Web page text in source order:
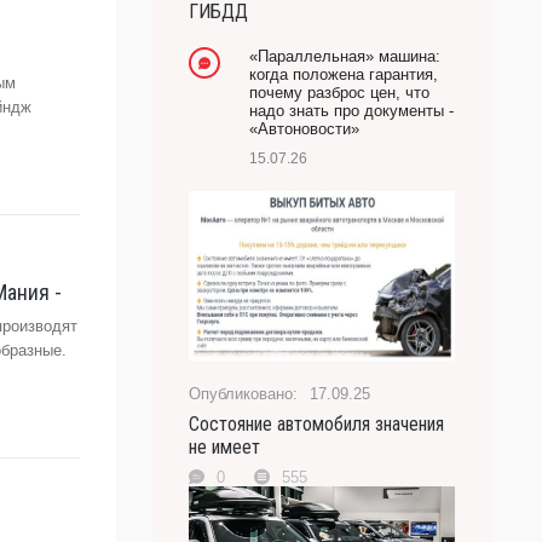
-
-- Лучшее, что можно сделать с хорошим советом,
это пропустить его мимо ушей. Он никогда не бывает
полезен никому, кроме того, кто его дал.
-- Люблю давать советы и очень не люблю, когда их
дают мне.
ГИБДД
«Параллельная» машина:
когда положена гарантия,
почему разброс цен, что
надо знать про документы -
«Автоновости»
15.07.26
17.09.25
Состояние автомобиля значения
не имеет
0 555